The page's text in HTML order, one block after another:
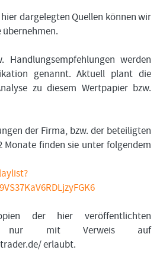
dargelegten Quellen können wir
übernehmen.
Handlungsempfehlungen werden
genannt. Aktuell plant die
zu diesem Wertpapier bzw.
der Firma, bzw. der beteiligten
Monate finden sie unter folgendem
der hier veröffentlichten
nur mit Verweis auf
erlaubt.